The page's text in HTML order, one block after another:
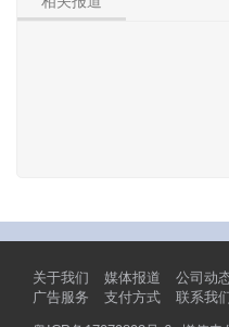
关于我们 媒体报道 公司动
广告服务
支付方式 联系我